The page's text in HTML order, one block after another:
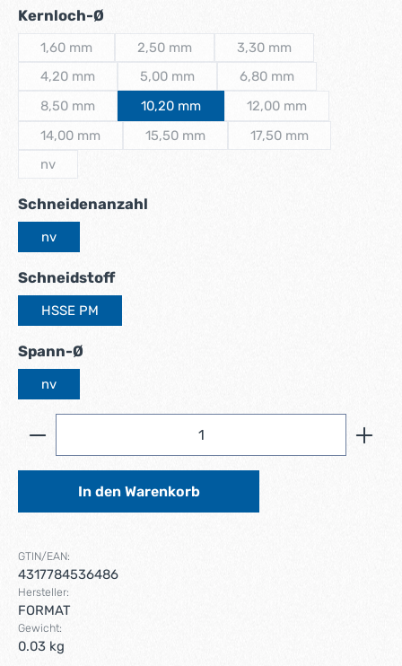
Kernloch-Ø
1,60 mm
(Diese Option ist zurzeit nicht verfügbar.)
2,50 mm
(Diese Option ist zurzeit nicht verfügbar.)
3,30 mm
4,20 mm
(Diese Option ist zurzeit nicht verfügbar.)
5,00 mm
(Diese Option ist zurzeit nicht verfügbar.)
6,80 mm
8,50 mm
(Diese Option ist zurzeit nicht verfügbar.)
10,20 mm 12,00 mm
14,00 mm
(Diese Option ist zurzeit nicht verfügbar.)
15,50 mm
(Diese Option ist zurzeit nicht verfügbar.)
17,50 mm
nv
Schneidenanzahl
nv
Schneidstoffauswählen
HSSE PM
Spann-Ø
nv
Produkt Anzahl: Gib den gewünschten Wert ein
In den Warenkorb
GTIN/EAN:
4317784536486
Hersteller:
FORMAT
Gewicht:
0.03 kg